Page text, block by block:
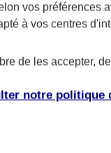
vos préférences
à vos centres
de les accepter,
notre politique